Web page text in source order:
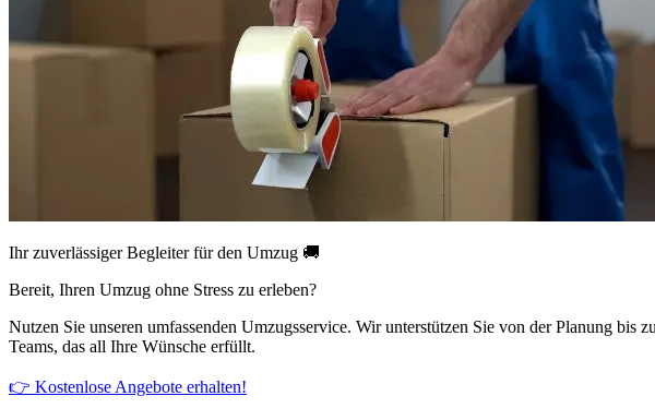
Ihr zuverlässiger Begleiter für den Umzug 🚚
Bereit, Ihren Umzug ohne Stress zu erleben?
Nutzen Sie unseren umfassenden Umzugsservice. Wir unterstützen Sie von der Planung
Teams, das all Ihre Wünsche erfüllt.
👉 Kostenlose Angebote erhalten!